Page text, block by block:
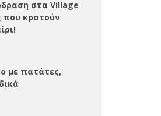
στα Village
που κρατούν
με πατάτες,